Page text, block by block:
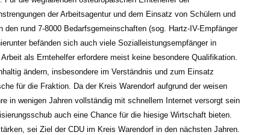
der Arbeitsagentur und dem Einsatz von Schülern und
rund 7-8000 Bedarfsgemeinschaften (sog. Hartz-IV-Empfänger
befänden sich auch viele Sozialleistungsempfänger in
als Erntehelfer erfordere meist keine besondere Qualifikation.
ändern, insbesondere im Verständnis und zum Einsatz
für die Fraktion. Da der Kreis Warendorf aufgrund der weisen
in wenigen Jahren vollständig mit schnellem Internet versorgt sein
auch eine Chance für die hiesige Wirtschaft bieten.
sei Ziel der CDU im Kreis Warendorf in den nächsten Jahren.